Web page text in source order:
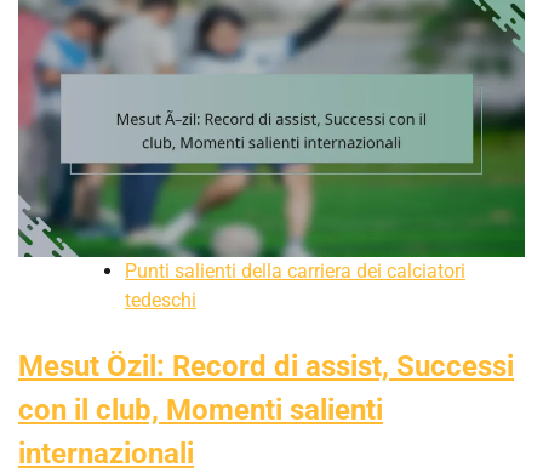
Punti salienti della carriera dei calciatori
tedeschi
Mesut Özil: Record di assist, Successi
con il club, Momenti salienti
internazionali